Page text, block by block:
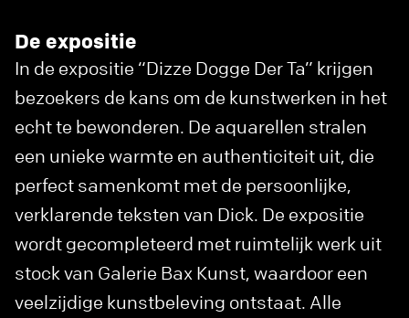
De expositie
In de expositie “Dizze Dogge Der Ta” krijgen
bezoekers de kans om de kunstwerken in het
echt te bewonderen. De aquarellen stralen
een unieke warmte en authenticiteit uit, die
perfect samenkomt met de persoonlijke,
verklarende teksten van Dick. De expositie
wordt gecompleteerd met ruimtelijk werk uit
stock van Galerie Bax Kunst, waardoor een
veelzijdige kunstbeleving ontstaat. Alle